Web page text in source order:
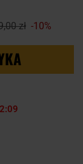
zł -10%
08